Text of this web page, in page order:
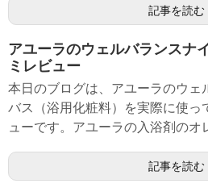
記事を読む
アユーラのウェルバランスナ
ミレビュー
本日のブログは、アユーラのウェ
バス（浴用化粧料）を実際に使っ
ューです。アユーラの入浴剤のオ
記事を読む